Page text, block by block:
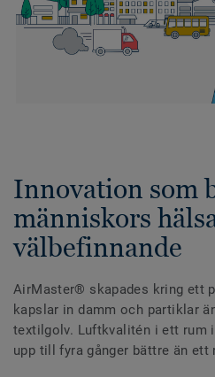
Innovation som
människors
välbefinnande
AirMaster® skapades kring ett
kapslar in damm och partiklar
textilgolv. Luftkvalitén i ett rum
upp till fyra gånger bättre än ett